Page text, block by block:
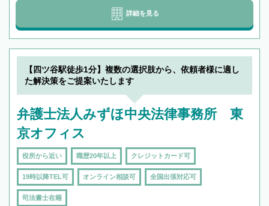
詳細を見る
【四ツ谷駅徒歩1分】複数の選択肢から、依頼者様に適し
た解決策をご提案いたします
弁護士法人みずほ中央法律事務所 東
京オフィス
役所から近い 職歴20年以上 クレジットカード可
19時以降TEL可 オンライン相談可 全国出張対応可
司法書士在籍